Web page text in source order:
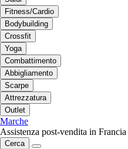
Fitness/Cardio
Bodybuilding
Crossfit
Yoga
Combattimento
Abbigliamento
Scarpe
Attrezzatura
Outlet
Marche
Assistenza post-vendita in Francia
Cerca